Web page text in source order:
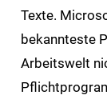
Texte.
bekannteste
Arbeitswelt